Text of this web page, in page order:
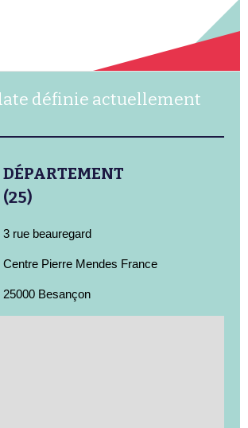
définie actuellement
DÉPARTEMENT
(25)
3 rue beauregard
Centre Pierre Mendes France
25000 Besançon